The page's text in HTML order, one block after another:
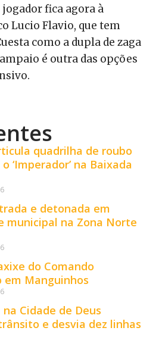
fica agora à
Lucio Flavio, que tem
como a dupla de zaga
é outra das opções
quadrilha de roubo
‘Imperador’ na Baixada
e detonada em
municipal na Zona Norte
do Comando
em Manguinhos
Cidade de Deus
e desvia dez linhas